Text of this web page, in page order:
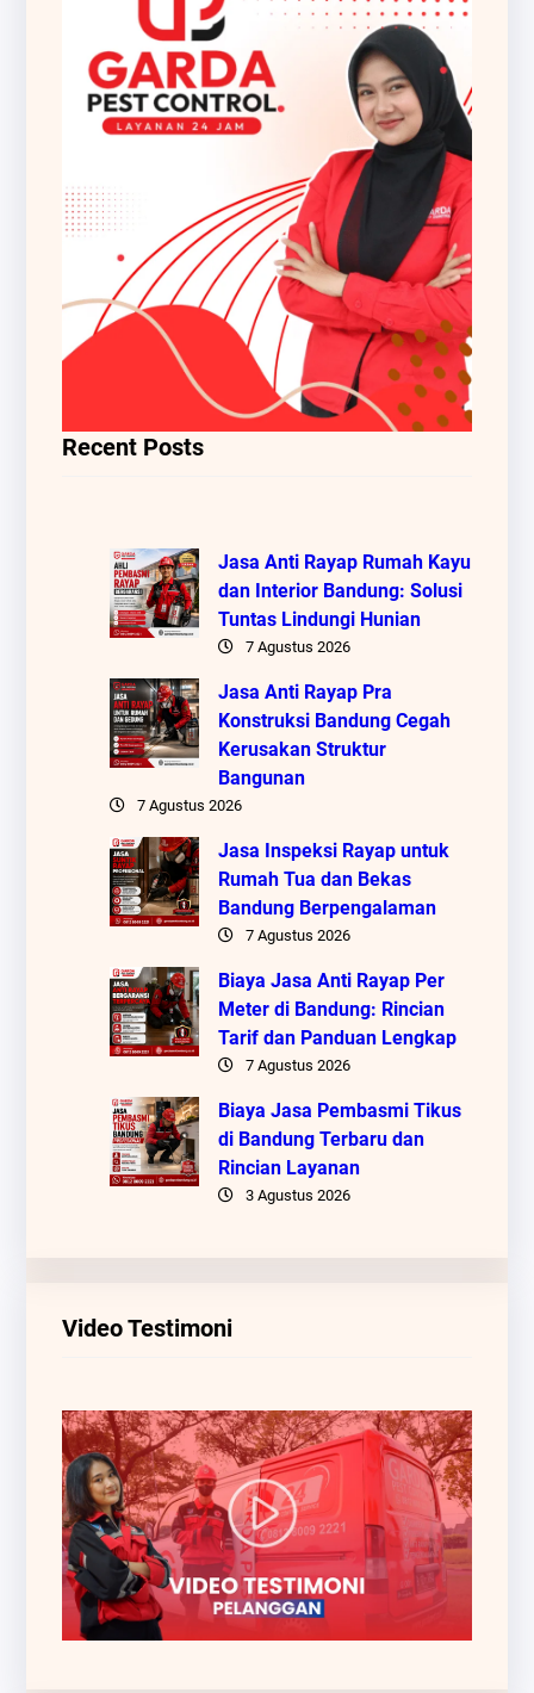
Recent Posts
Jasa Anti Rayap Rumah Kayu
dan Interior Bandung: Solusi
Tuntas Lindungi Hunian
7 Agustus 2026
Jasa Anti Rayap Pra
Konstruksi Bandung Cegah
Kerusakan Struktur
Bangunan
7 Agustus 2026
Jasa Inspeksi Rayap untuk
Rumah Tua dan Bekas
Bandung Berpengalaman
7 Agustus 2026
Biaya Jasa Anti Rayap Per
Meter di Bandung: Rincian
Tarif dan Panduan Lengkap
7 Agustus 2026
Biaya Jasa Pembasmi Tikus
di Bandung Terbaru dan
Rincian Layanan
3 Agustus 2026
Video Testimoni